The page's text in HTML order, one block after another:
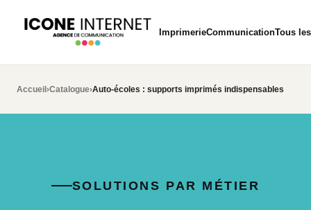
ImprimerieCommunicationTous
Accueil ›Catalogue›Auto-écoles : supports imprimés indispensables
SOLUTIONS PAR MÉTIER